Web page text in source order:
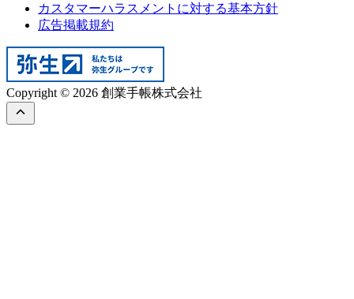
カスタマーハラスメントに対する基本方針
広告掲載規約
Copyright © 2026 創業手帳株式会社